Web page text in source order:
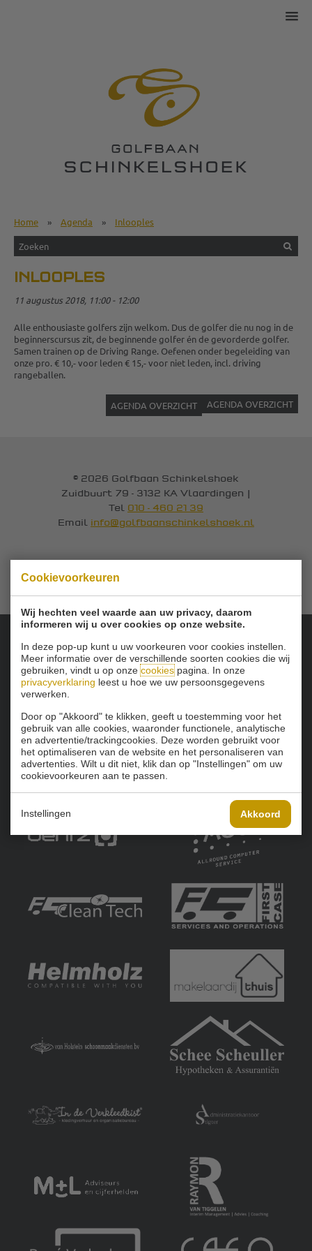
Cookievoorkeuren
Wij hechten veel waarde aan uw privacy, daarom
informeren wij u over cookies op onze website.
In deze pop-up kunt u uw voorkeuren voor cookies instellen.
Meer informatie over de verschillende soorten cookies die wij
gebruiken, vindt u op onzecookiespagina. In onze
privacyverklaring leest u hoe we uw persoonsgegevens
verwerken.
Door op "Akkoord" te klikken, geeft u toestemming voor het
gebruik van alle cookies, waaronder functionele, analytische
en advertentie/trackingcookies. Deze worden gebruikt voor
het optimaliseren van de website en het personaliseren van
advertenties. Wilt u dit niet, klik dan op "Instellingen" om uw
cookievoorkeuren aan te passen.
Instellingen Akkoord
Home » Agenda » Inlooples
INLOOPLES
11 augustus 2018, 11:00 - 12:00
Alle enthousiaste golfers zijn welkom. Dus de golfer die nu nog in de
beginnerscursus zit, de beginnende golfer én de gevorderde golfer.
Samen trainen op de Driving Range. Oefenen onder begeleiding van
onze pro. € 10,- voor leden € 15,- voor niet leden, incl. driving
rangeballen.
AGENDA OVERZICHT
AGENDA OVERZICHT
© 2026 Golfbaan Schinkelshoek
Zuidbuurt 79 - 3132 KA Vlaardingen |
Tel 010 - 460 21 39
Email info@golfbaanschinkelshoek.nl
Onze sponsoren: